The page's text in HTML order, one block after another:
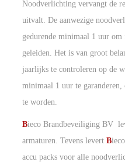
Noodverlichting vervangt de
uitvalt. De aanwezige
gedurende minimaal 1 uur
geleiden. Het is van groot
jaarlijks te controleren op de
minimaal 1 uur te garanderen,
te worden.
Bieco Brandbeveiliging BV
armaturen. Tevens levert B
accu packs voor alle